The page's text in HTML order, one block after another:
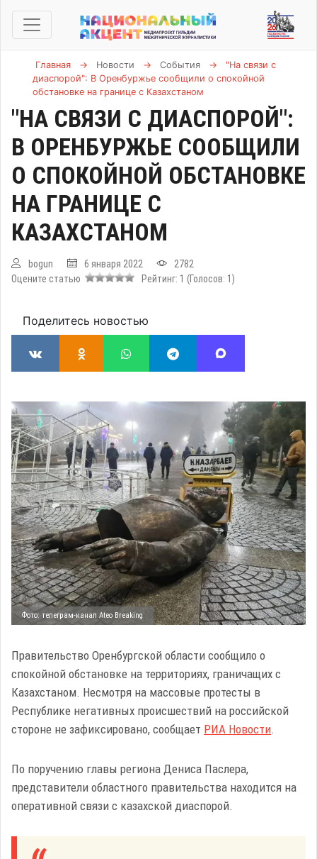
Главная → Новости → События →
"На связи с
диаспорой": В Оренбуржье сообщили о спокойной
обстановке на границе с Казахстаном
"НА СВЯЗИ С ДИАСПОРОЙ":
В ОРЕНБУРЖЬЕ СООБЩИЛИ
О СПОКОЙНОЙ ОБСТАНОВКЕ
НА ГРАНИЦЕ С
КАЗАХСТАНОМ
bogun 6 января 2022
2782
Оцените статью
Рейтинг: 1 (Голосов: 1 )
Поделитесь новостью
Фото: телеграм-канал Ateo Breaking
Правительство Оренбургской области сообщило о
спокойной обстановке на территориях, граничащих с
Казахстаном. Несмотря на массовые протесты в
Республике негативных происшествий на российской
стороне не зафиксировано, сообщает РИА Новости.
По поручению главы региона Дениса Паслера,
представители областного правительства находится на
оперативной связи с казахской диаспорой.